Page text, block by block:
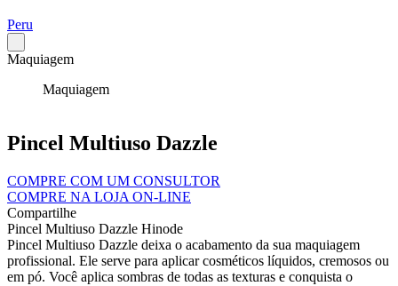
Peru
Maquiagem
Maquiagem
Pincel Multiuso Dazzle
COMPRE COM UM CONSULTOR
COMPRE NA LOJA ON-LINE
Compartilhe
Pincel Multiuso Dazzle Hinode
Pincel Multiuso Dazzle deixa o acabamento da sua maquiagem
profissional. Ele serve para aplicar cosméticos líquidos, cremosos ou
em pó. Você aplica sombras de todas as texturas e conquista o